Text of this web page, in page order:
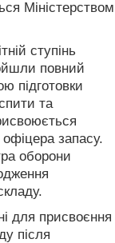
Міністерством
ступінь
повний
підготовки
та
офіцера запасу.
оборони
для присвоєння
після